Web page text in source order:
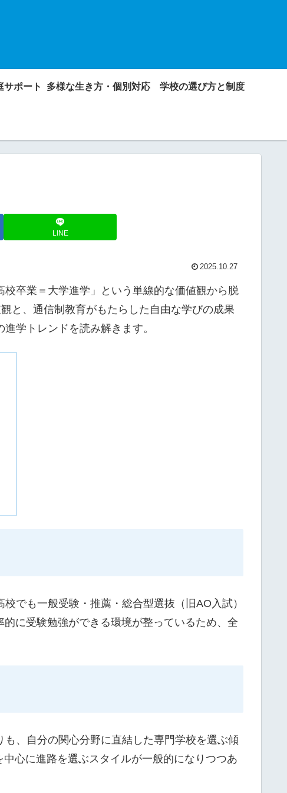
サポート 多様な生き方・個別対応 学校の選び方と制度
LINE
2025.10.27
卒業＝大学進学」という単線的な価値観から脱
と、通信制教育がもたらした自由な学びの成果
学トレンドを読み解きます。
でも一般受験・推薦・総合型選抜（旧AO入試）
に受験勉強ができる環境が整っているため、全
、自分の関心分野に直結した専門学校を選ぶ傾
心に進路を選ぶスタイルが一般的になりつつあ